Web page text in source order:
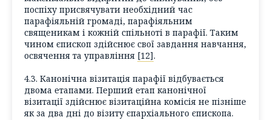
поспіху присвячувати необхідний час
парафіяльній громаді, парафіяльним
священикам і кожній спільноті в парафії. Таким
чином єпископ здійснює свої завдання навчання,
освячення та управління [12].
4.3. Канонічна візитація парафії відбувається
двома етапами. Перший етап канонічної
візитації здійснює візитаційна комісія не пізніше
як за два дні до візиту єпархіального єпископа.